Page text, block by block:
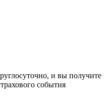
и вы получите
события